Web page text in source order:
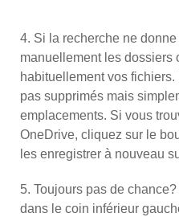
4. Si la recherche ne
manuellement les dossiers
habituellement vos
pas supprimés mais
emplacements. Si vous
OneDrive, cliquez sur le
les enregistrer à nouveau
5. Toujours pas de
dans le coin inférieur